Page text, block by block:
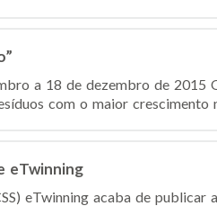
a 18 de dezembro de 2015
com o maior crescimento
eTwinning
eTwinning acaba de publicar